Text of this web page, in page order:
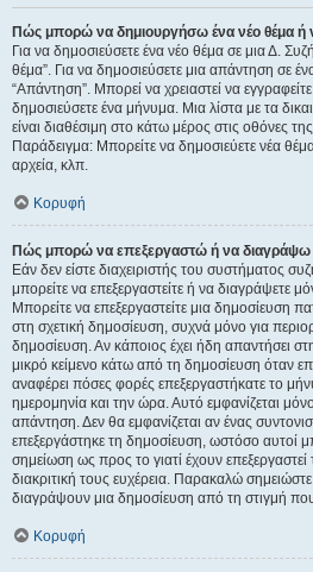
Πώς μπορώ να δημιουργήσω ένα νέο θέμα ή
Για να δημοσιεύσετε ένα νέο θέμα σε μια Δ.
θέμα”. Για να δημοσιεύσετε μια απάντηση σε
“Απάντηση”. Μπορεί να χρειαστεί να
δημοσιεύσετε ένα μήνυμα. Μια λίστα με τα
είναι διαθέσιμη στο κάτω μέρος στις οθόνες
Παράδειγμα: Μπορείτε να δημοσιεύετε νέα
αρχεία, κλπ.
Κορυφή
Πώς μπορώ να επεξεργαστώ ή να διαγράψω
Εάν δεν είστε διαχειριστής του συστήματος
μπορείτε να επεξεργαστείτε ή να διαγράψετε
Μπορείτε να επεξεργαστείτε μια δημοσίευση
στη σχετική δημοσίευση, συχνά μόνο για
δημοσίευση. Αν κάποιος έχει ήδη απαντήσει
μικρό κείμενο κάτω από τη δημοσίευση όταν
αναφέρει πόσες φορές επεξεργαστήκατε το
ημερομηνία και την ώρα. Αυτό εμφανίζεται
απάντηση. Δεν θα εμφανίζεται αν ένας
επεξεργάστηκε τη δημοσίευση, ωστόσο αυτοί
σημείωση ως προς το γιατί έχουν
διακριτική τους ευχέρεια. Παρακαλώ
διαγράψουν μια δημοσίευση από τη στιγμή
Κορυφή